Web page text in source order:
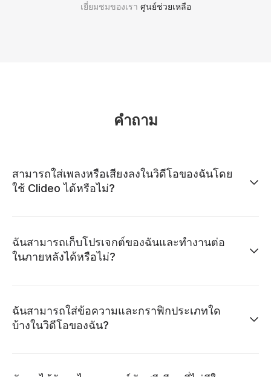
เยี่ยมชมของเรา ศูนย์ช่วยเหลือ
คำถาม
สามารถใส่เพลงหรือเสียงลงในวิดีโอของฉันโดย
ใช้ Clideo ได้หรือไม่?
ฉันสามารถเก็บโปรเจกต์ของฉันและทำงานต่อ
ในภายหลังได้หรือไม่?
ฉันสามารถใส่ข้อความและกราฟิกประเภทใด
บ้างในวิดีโอของฉัน?